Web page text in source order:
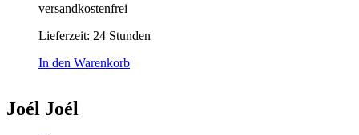
versandkostenfrei
Lieferzeit: 24 Stunden
In den Warenkorb
Joél Joél